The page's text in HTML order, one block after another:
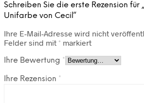
Schreiben Sie die erste Rezension für
Unifarbe von Cecil“
Ihre E-Mail-Adresse wird nicht
Felder sind mit * markiert
Ihre Bewertung *
Ihre Rezension *